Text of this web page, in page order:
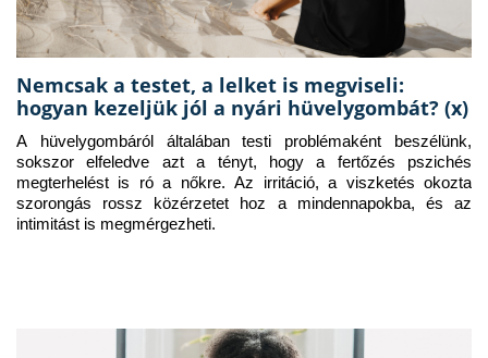
Nemcsak a testet, a lelket is megviseli:
hogyan kezeljük jól a nyári hüvelygombát? (x)
A hüvelygombáról általában testi problémaként beszélünk,
sokszor elfeledve azt a tényt, hogy a fertőzés pszichés
megterhelést is ró a nőkre. Az irritáció, a viszketés okozta
szorongás rossz közérzetet hoz a mindennapokba, és az
intimitást is megmérgezheti.